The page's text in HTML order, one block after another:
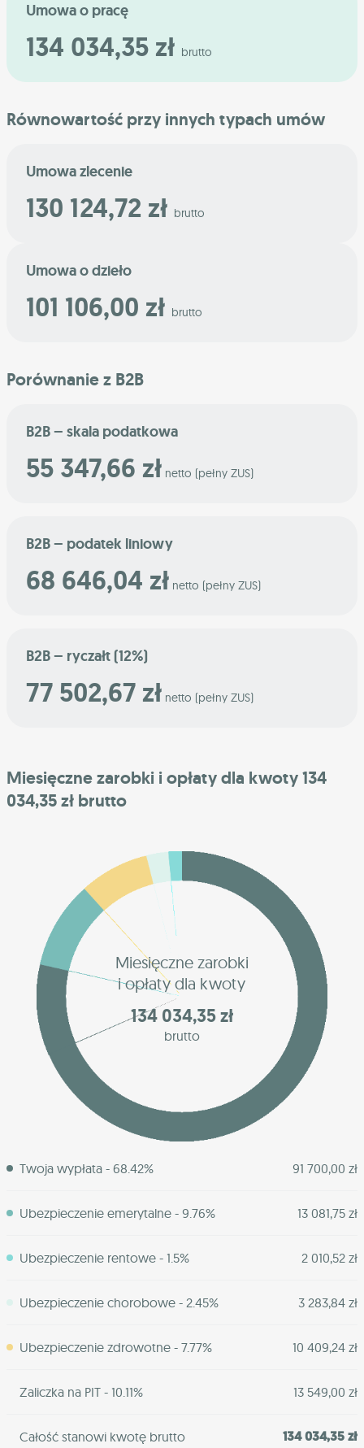
Umowa o pracę
134 034,35 zł brutto
Równowartość przy innych typach umów
Umowa zlecenie
130 124,72 zł brutto
Umowa o dzieło
101 106,00 zł brutto
Porównanie z B2B
B2B – skala podatkowa
55 347,66 zł netto (pełny ZUS)
B2B – podatek liniowy
68 646,04 zł netto (pełny ZUS)
B2B – ryczałt (12%)
77 502,67 zł netto (pełny ZUS)
Miesięczne zarobki i opłaty dla kwoty 134
034,35 zł brutto
Miesięczne zarobki
i opłaty dla kwoty
134 034,35 zł
brutto
Twoja wypłata - 68.42% 91 700,00 zł
Ubezpieczenie emerytalne - 9.76% 13 081,75 zł
Ubezpieczenie rentowe - 1.5% 2 010,52 zł
Ubezpieczenie chorobowe - 2.45% 3 283,84 zł
Ubezpieczenie zdrowotne - 7.77% 10 409,24 zł
Zaliczka na PIT - 10.11% 13 549,00 zł
Całość stanowi kwotę brutto 134 034,35 zł